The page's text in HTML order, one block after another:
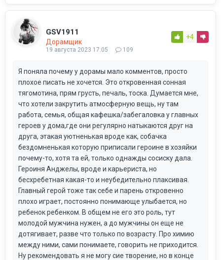
GSV1911
Дорамщик
19 августа 2023 17:05 109
+4
Я поняла почему у дорамы мало комментов, просто
плохое писать не хочется. Это откровенная сонная
тягомотина, прям грусть, печаль, тоска. Думается мне,
что хотели закрутить атмосферную вещь, ну там
работа, семья, общая кафешка/забегаловка у главных
героев у дома,где они регулярно натыкаются друг на
друга, этакая уютненькая вроде как, собачка
бездомненькая которую приписали героине в хозяйки
почему-то, хотя та ей, только однажды сосиску дала.
Героиня Анджелы, вроде и карьериста, но
бесхребетная какая-то и неубедительно плаксивая.
Главный герой тоже так себе и парень откровенно
плохо играет, постоянно понимающе улыбается, но
ребенок ребенком. В общем не его это роль, тут
молодой мужчина нужен, а до мужчины он еще не
дотягивает, разве что только по возрасту. Про химию
между ними, сами понимаете, говорить не приходится.
Ну рекомендовать я не могу сие творение, но в конце